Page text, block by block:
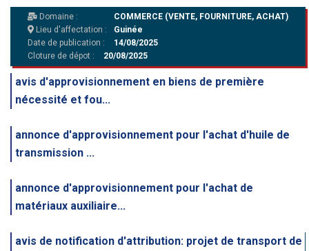
Domaine :
COMMERCE (VENTE, FOURNITURE, ACHAT)
Lieu d'affectation :
Guinée
Date de publication :
14/08/2025
Cloture de dépot :
20/08/2025
avis d'approvisionnement en biens de première
nécessité et fou...
annonce d'approvisionnement pour l'achat d'huile de
transmission ...
annonce d'approvisionnement pour l'achat de
matériaux auxiliaire...
avis de notification d'attribution: projet de transport de